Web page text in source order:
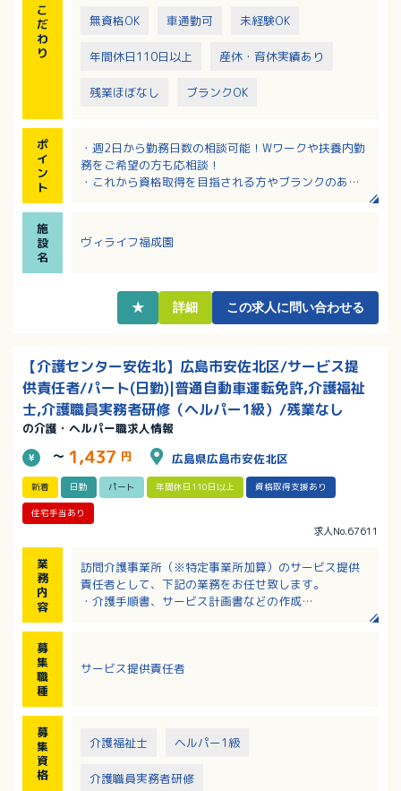
こ
だ
わ
り
無資格OK 車通勤可 未経験OK
年間休日110日以上 産休・育休実績あり
残業ほぼなし ブランクOK
ポ
イ
ン
ト
・週2日から勤務日数の相談可能！Wワークや扶養内勤
務をご希望の方も応相談！
・これから資格取得を目指される方やブランクのある
円の支給あり！
施
設
名
ヴィライフ福成園
★ 詳細 この求人に問い合わせる
【介護センター安佐北】広島市安佐北区/サービス提
供責任者/パート(日勤)|普通自動車運転免許,介護福祉
士,介護職員実務者研修（ヘルパー1級）/残業なし
の介護・ヘルパー職求人情報
～ 1,437 円 広島県広島市安佐北区
新着 日勤 パート 年間休日110日以上 資格取得支援あり
住宅手当あり
求人No.67611
業
務
内
容
訪問介護事業所（※特定事業所加算）のサービス提供
責任者として、下記の業務をお任せ致します。
・介護手順書、サービス計画書などの作成
・スタッフの行動管理、統括
募
集
職
種
サービス提供責任者
募
集
資
格
介護福祉士 ヘルパー1級
介護職員実務者研修